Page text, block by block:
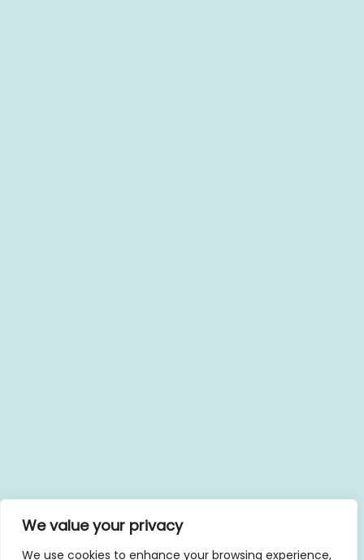
We value your privacy
We use cookies to enhance your browsing experience,